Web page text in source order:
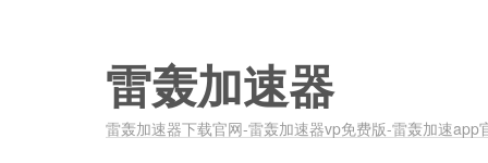
雷轰加速器
雷轰加速器下载官网-雷轰加速器vp免费版-雷轰加速app